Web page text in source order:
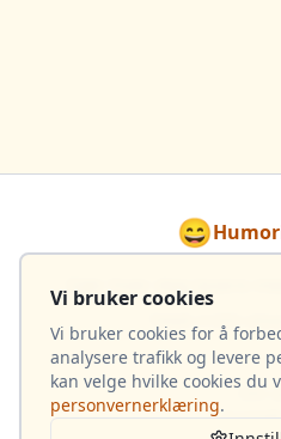
😄
Gjør hver dag lysere
Totalt 4 033
Om
Vi bruker cookies
Vi bruker cookies for å
analysere trafikk og levere
kan velge hvilke cookies du
personvernerklæring.